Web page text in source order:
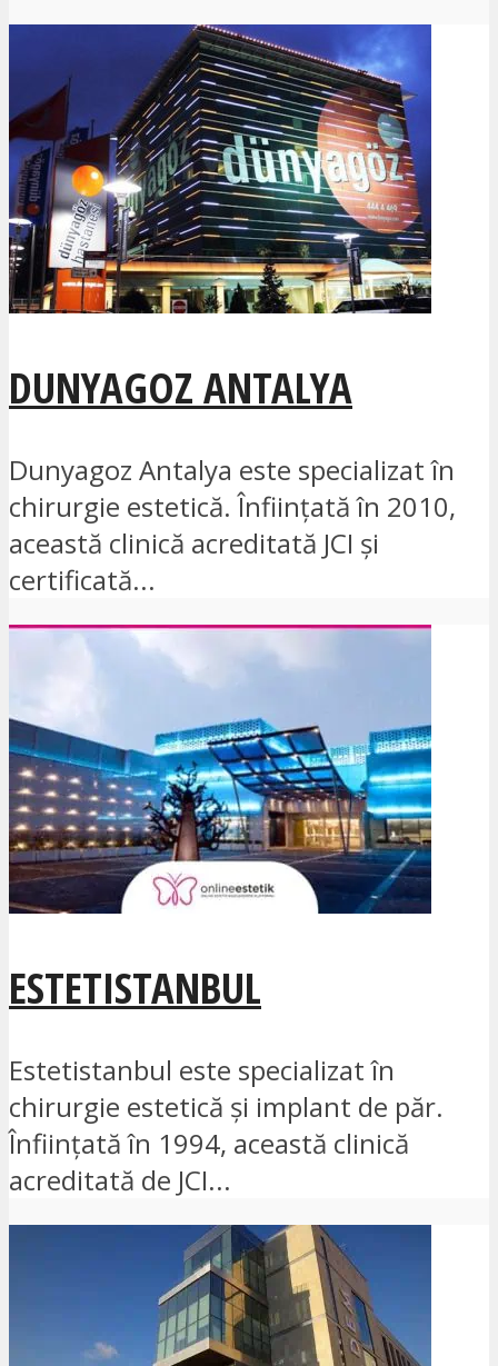
DUNYAGOZ ANTALYA
Dunyagoz Antalya este specializat în
chirurgie estetică. Înființată în 2010,
această clinică acreditată JCI și
certificată...
ESTETISTANBUL
Estetistanbul este specializat în
chirurgie estetică și implant de păr.
Înființată în 1994, această clinică
acreditată de JCI...